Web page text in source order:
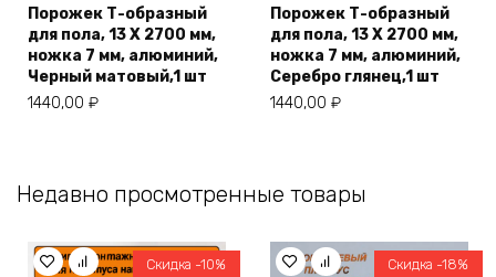
Порожек Т-образный
для пола, 13 X 2700 мм,
ножка 7 мм, алюминий,
Черный матовый,1 шт
1440,00 ₽
Порожек Т-образный
для пола, 13 X 2700 мм,
ножка 7 мм, алюминий,
Серебро глянец,1 шт
1440,00 ₽
Недавно просмотренные товары
Скидка -10% Скидка -18%